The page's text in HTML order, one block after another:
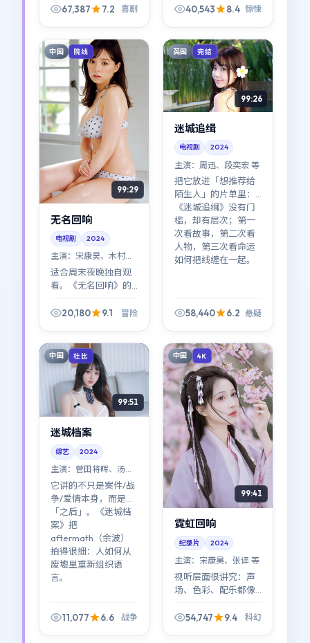
压在夜色的边线上，
看见」。
67,387 7.2 喜剧 40,543 8.4 惊悚
中国 院线
99:29
无名回响
电视剧 2024
主演： 宋康昊、木村拓
哉 等
适合周末夜晚独自观
看。《无名回响》的
得慢，退得也慢；看
戏很出圈）。
20,180 9.1 冒险
英国 完结
99:26
迷城追缉
电视剧 2024
主演： 周迅、段奕宏 等
把它放进「想推荐给
陌生人」的片单里：
《迷城追缉》没有门
槛，却有层次；第一
次看故事，第二次看
人物，第三次看命运
如何把线缠在一起。
58,440 6.2 悬疑
中国 杜比
99:51
迷城档案
综艺 2024
主演： 菅田将晖、汤唯
等
它讲的不只是案件/战
争/爱情本身，而是
「之后」。《迷城档
案》把
aftermath（余波）
拍得很细：人如何从
废墟里重新组织语
言。
11,077 6.6 战争
中国 4K
99:41
霓虹回响
纪录片 2024
主演： 宋康昊、张译 等
视听层面很讲究：声
场、色彩、配乐都像
回响》不是「看完就
54,747 9.4 科幻